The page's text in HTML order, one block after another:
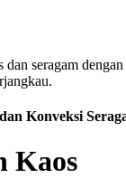
dan seragam
Konveksi
Kaos